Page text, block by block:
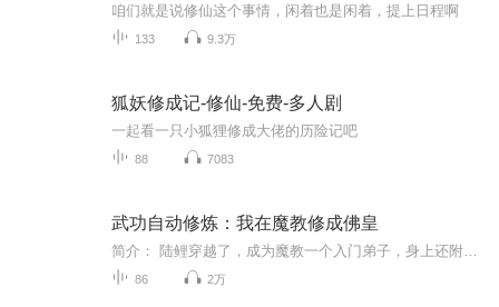
咱们就是说修仙这个事情，闲着也是闲着，提上日程啊
133 9.3万
狐妖修成记-修仙-免费-多人剧
一起看一只小狐狸修成大佬的历险记吧
88 7083
武功自动修炼：我在魔教修成佛皇
86 2万